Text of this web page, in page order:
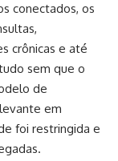
conectados, os
crônicas e até
sem que o
de
em
foi restringida e